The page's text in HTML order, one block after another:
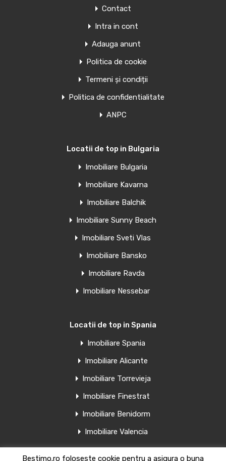
Apartament cu doua camere de…
1
Suprafață
82
Văndut
Oferte similare
Hotel de vânzare într-o locație
premium – la doar 200 m de plaja
Vă oferim o oportunitate excepțională…
Contact
Intra in cont
Adauga anunt
Politica de cookie
Termeni și condiții
Politica de confidentialitate
ANPC
Locatii de top in Bulgaria
Imobiliare Bulgaria
Imobiliare Kavarna
Imobiliare Balchik
Imobiliare Sunny Beach
Imobiliare Sveti Vlas
Imobiliare Bansko
Imobiliare Ravda
Imobiliare Nessebar
Locatii de top in Spania
Imobiliare Spania
Imobiliare Alicante
Imobiliare Torrevieja
Imobiliare Finestrat
Imobiliare Benidorm
Imobiliare Valencia
Bestimo.ro foloseste cookie pentru a asigura o buna